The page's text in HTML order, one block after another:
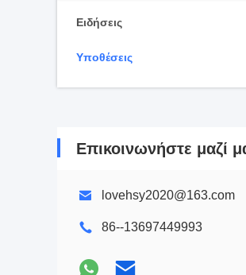
Ειδήσεις
Υποθέσεις
Επικοινωνήστε μαζί
lovehsy2020@163.com
86--13697449993